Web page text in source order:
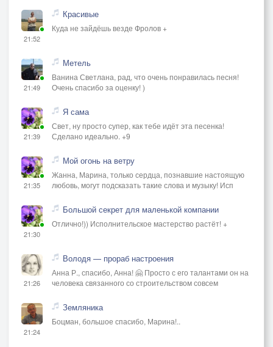
21:52
Красивые
Куда не зайдёшь везде Фролов +
21:49
Метель
Ванина Светлана, рад, что очень понравилась песня!
Очень спасибо за оценку! )
21:39
Я сама
Свет, ну просто супер, как тебе идёт эта песенка!
Сделано идеально. +9
21:35
Мой огонь на ветру
Жанна, Марина, только сердца, познавшие настоящую
любовь, могут подсказать такие слова и музыку! Исп
21:30
Большой секрет для маленькой компании
Отлично!)) Исполнительское мастерство растёт! +
21:26
Володя — прораб настроения
Анна Р., спасибо, Анна! 🤗 Просто с его талантами он на
человека связанного со строительством совсем
21:24
Земляника
Боцман, большое спасибо, Марина!..